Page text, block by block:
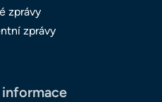
zprávy
zprávy